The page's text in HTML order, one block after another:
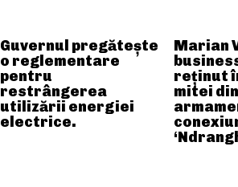
Guvernul pregătește
o reglementare
pentru
restrângerea
utilizării energiei
electrice.
Marian
reținut
mitei